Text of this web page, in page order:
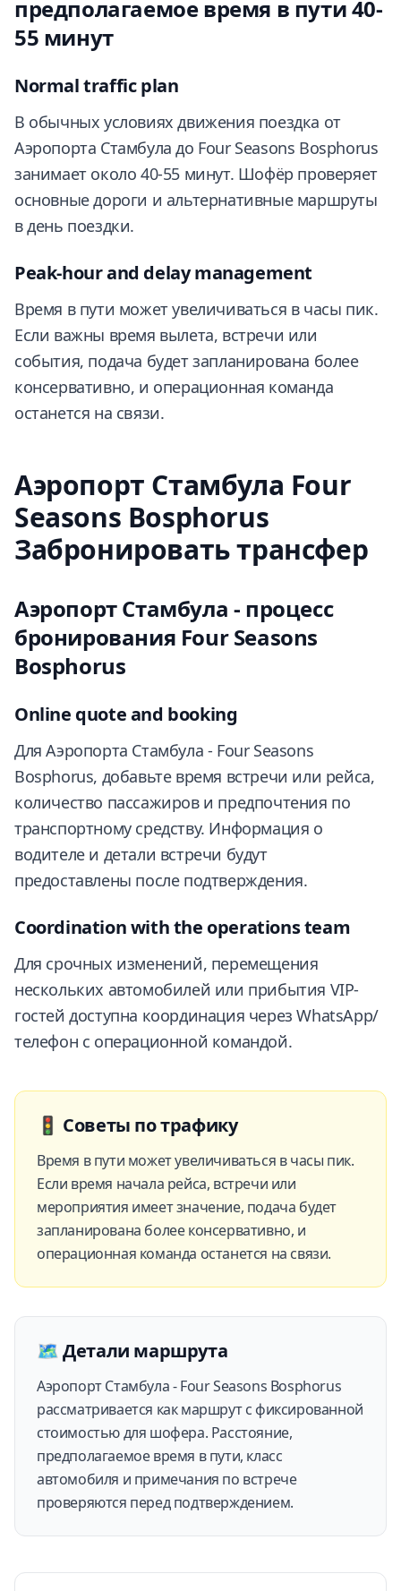
предполагаемое время в пути 40-
55 минут
Normal traffic plan
В обычных условиях движения поездка от
Аэропорта Стамбула до Four Seasons Bosphorus
занимает около 40-55 минут. Шофёр проверяет
основные дороги и альтернативные маршруты
в день поездки.
Peak-hour and delay management
Время в пути может увеличиваться в часы пик.
Если важны время вылета, встречи или
события, подача будет запланирована более
консервативно, и операционная команда
останется на связи.
Аэропорт Стамбула Four
Seasons Bosphorus
Забронировать трансфер
Аэропорт Стамбула - процесс
бронирования Four Seasons
Bosphorus
Online quote and booking
Для Аэропорта Стамбула - Four Seasons
Bosphorus, добавьте время встречи или рейса,
количество пассажиров и предпочтения по
транспортному средству. Информация о
водителе и детали встречи будут
предоставлены после подтверждения.
Coordination with the operations team
Для срочных изменений, перемещения
нескольких автомобилей или прибытия VIP-
гостей доступна координация через WhatsApp/
телефон с операционной командой.
🚦 Советы по трафику
Время в пути может увеличиваться в часы пик.
Если время начала рейса, встречи или
мероприятия имеет значение, подача будет
запланирована более консервативно, и
операционная команда останется на связи.
🗺️Детали маршрута
Аэропорт Стамбула - Four Seasons Bosphorus
рассматривается как маршрут с фиксированной
стоимостью для шофера. Расстояние,
предполагаемое время в пути, класс
автомобиля и примечания по встрече
проверяются перед подтверждением.